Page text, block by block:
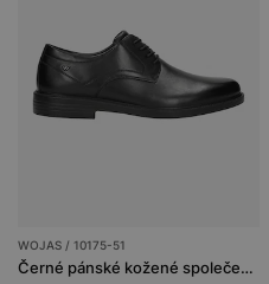
WOJAS / 10175-51
Černé pánské kožené společenské polobotky